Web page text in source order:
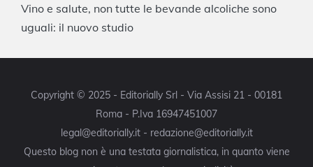
Vino e salute, non tutte le bevande alcoliche sono
uguali: il nuovo studio
Copyright © 2025 - Editorially Srl - Via Assisi 21 - 00181
Roma - P.Iva 16947451007
legal@editorially.it - redazione@editorially.it
Questo blog non è una testata giornalistica, in quanto viene